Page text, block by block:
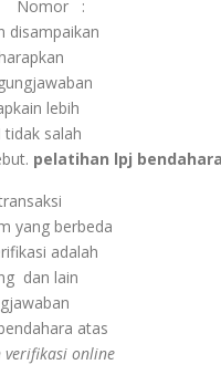
Nomor :
disampaikan
lebih
salah
pelatihan lpj
yang berbeda
adalah
dan lain
atas
verifikasi online